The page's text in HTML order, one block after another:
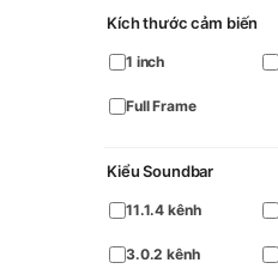
Kích thước cảm biến
1 inch
Full Frame
Kiểu Soundbar
11.1.4 kênh
3.0.2 kênh